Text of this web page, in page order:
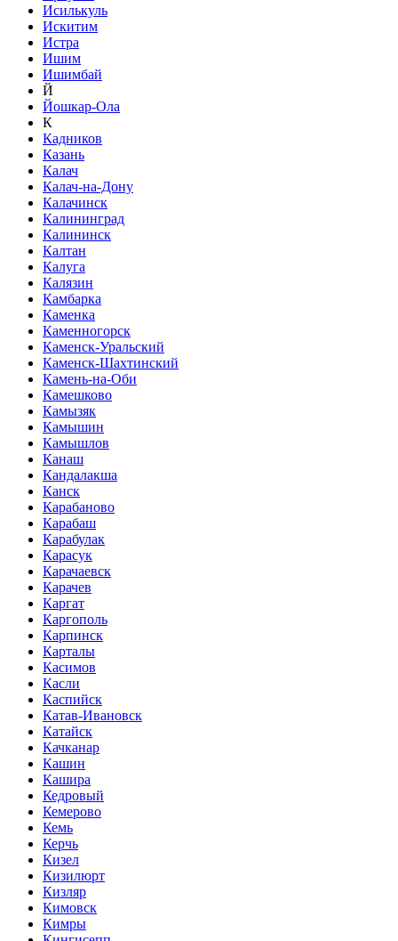
Исилькуль
Искитим
Истра
Ишим
Ишимбай
Й
Йошкар-Ола
К
Кадников
Казань
Калач
Калач-на-Дону
Калачинск
Калининград
Калининск
Калтан
Калуга
Калязин
Камбарка
Каменка
Каменногорск
Каменск-Уральский
Каменск-Шахтинский
Камень-на-Оби
Камешково
Камызяк
Камышин
Камышлов
Канаш
Кандалакша
Канск
Карабаново
Карабаш
Карабулак
Карасук
Карачаевск
Карачев
Каргат
Каргополь
Карпинск
Карталы
Касимов
Касли
Каспийск
Катав-Ивановск
Катайск
Качканар
Кашин
Кашира
Кедровый
Кемерово
Кемь
Керчь
Кизел
Кизилюрт
Кизляр
Кимовск
Кимры